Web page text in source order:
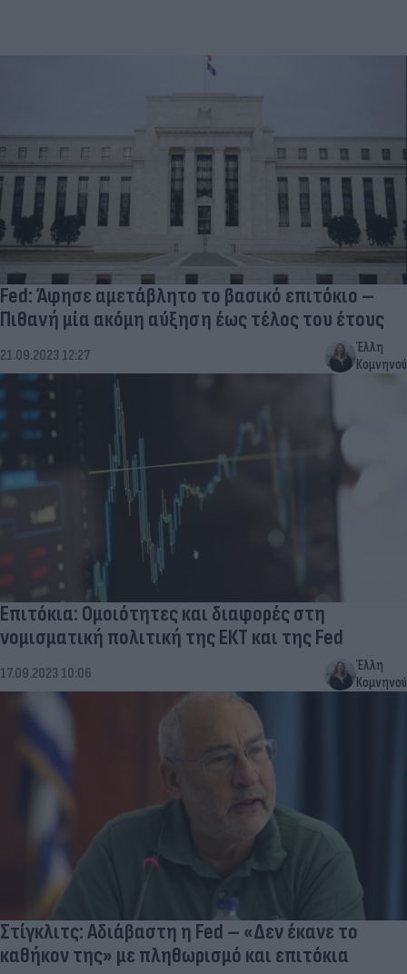
Fed: Άφησε αμετάβλητο το βασικό επιτόκιο –
Πιθανή μία ακόμη αύξηση έως τέλος του έτους
21.09.2023 12:27
Έλλη
Κομνηνού
Επιτόκια: Ομοιότητες και διαφορές στη
νομισματική πολιτική της ΕΚΤ και της Fed
17.09.2023 10:06
Έλλη
Κομνηνού
Στίγκλιτς: Αδιάβαστη η Fed – «Δεν έκανε το
καθήκον της» με πληθωρισμό και επιτόκια